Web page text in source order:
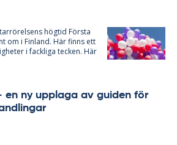
hög­tid Förs­ta
om i Fin­land. Här fin­ns ett
i fack­li­ga tec­ken. Här
en ny upp­laga av gui­den för